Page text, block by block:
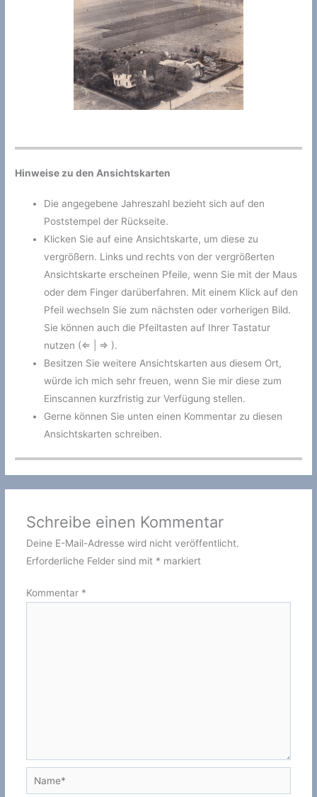
Hinweise zu den Ansichtskarten
Die angegebene Jahreszahl bezieht sich auf den
Poststempel der Rückseite.
Klicken Sie auf eine Ansichtskarte, um diese zu
vergrößern. Links und rechts von der vergrößerten
Ansichtskarte erscheinen Pfeile, wenn Sie mit der Maus
oder dem Finger darüberfahren. Mit einem Klick auf den
Pfeil wechseln Sie zum nächsten oder vorherigen Bild.
Sie können auch die Pfeiltasten auf Ihrer Tastatur
nutzen (⇐ | ⇒ ).
Besitzen Sie weitere Ansichtskarten aus diesem Ort,
würde ich mich sehr freuen, wenn Sie mir diese zum
Einscannen kurzfristig zur Verfügung stellen.
Gerne können Sie unten einen Kommentar zu diesen
Ansichtskarten schreiben.
Schreibe einen Kommentar
Deine E-Mail-Adresse wird nicht veröffentlicht.
Erforderliche Felder sind mit * markiert
Kommentar *
Name*